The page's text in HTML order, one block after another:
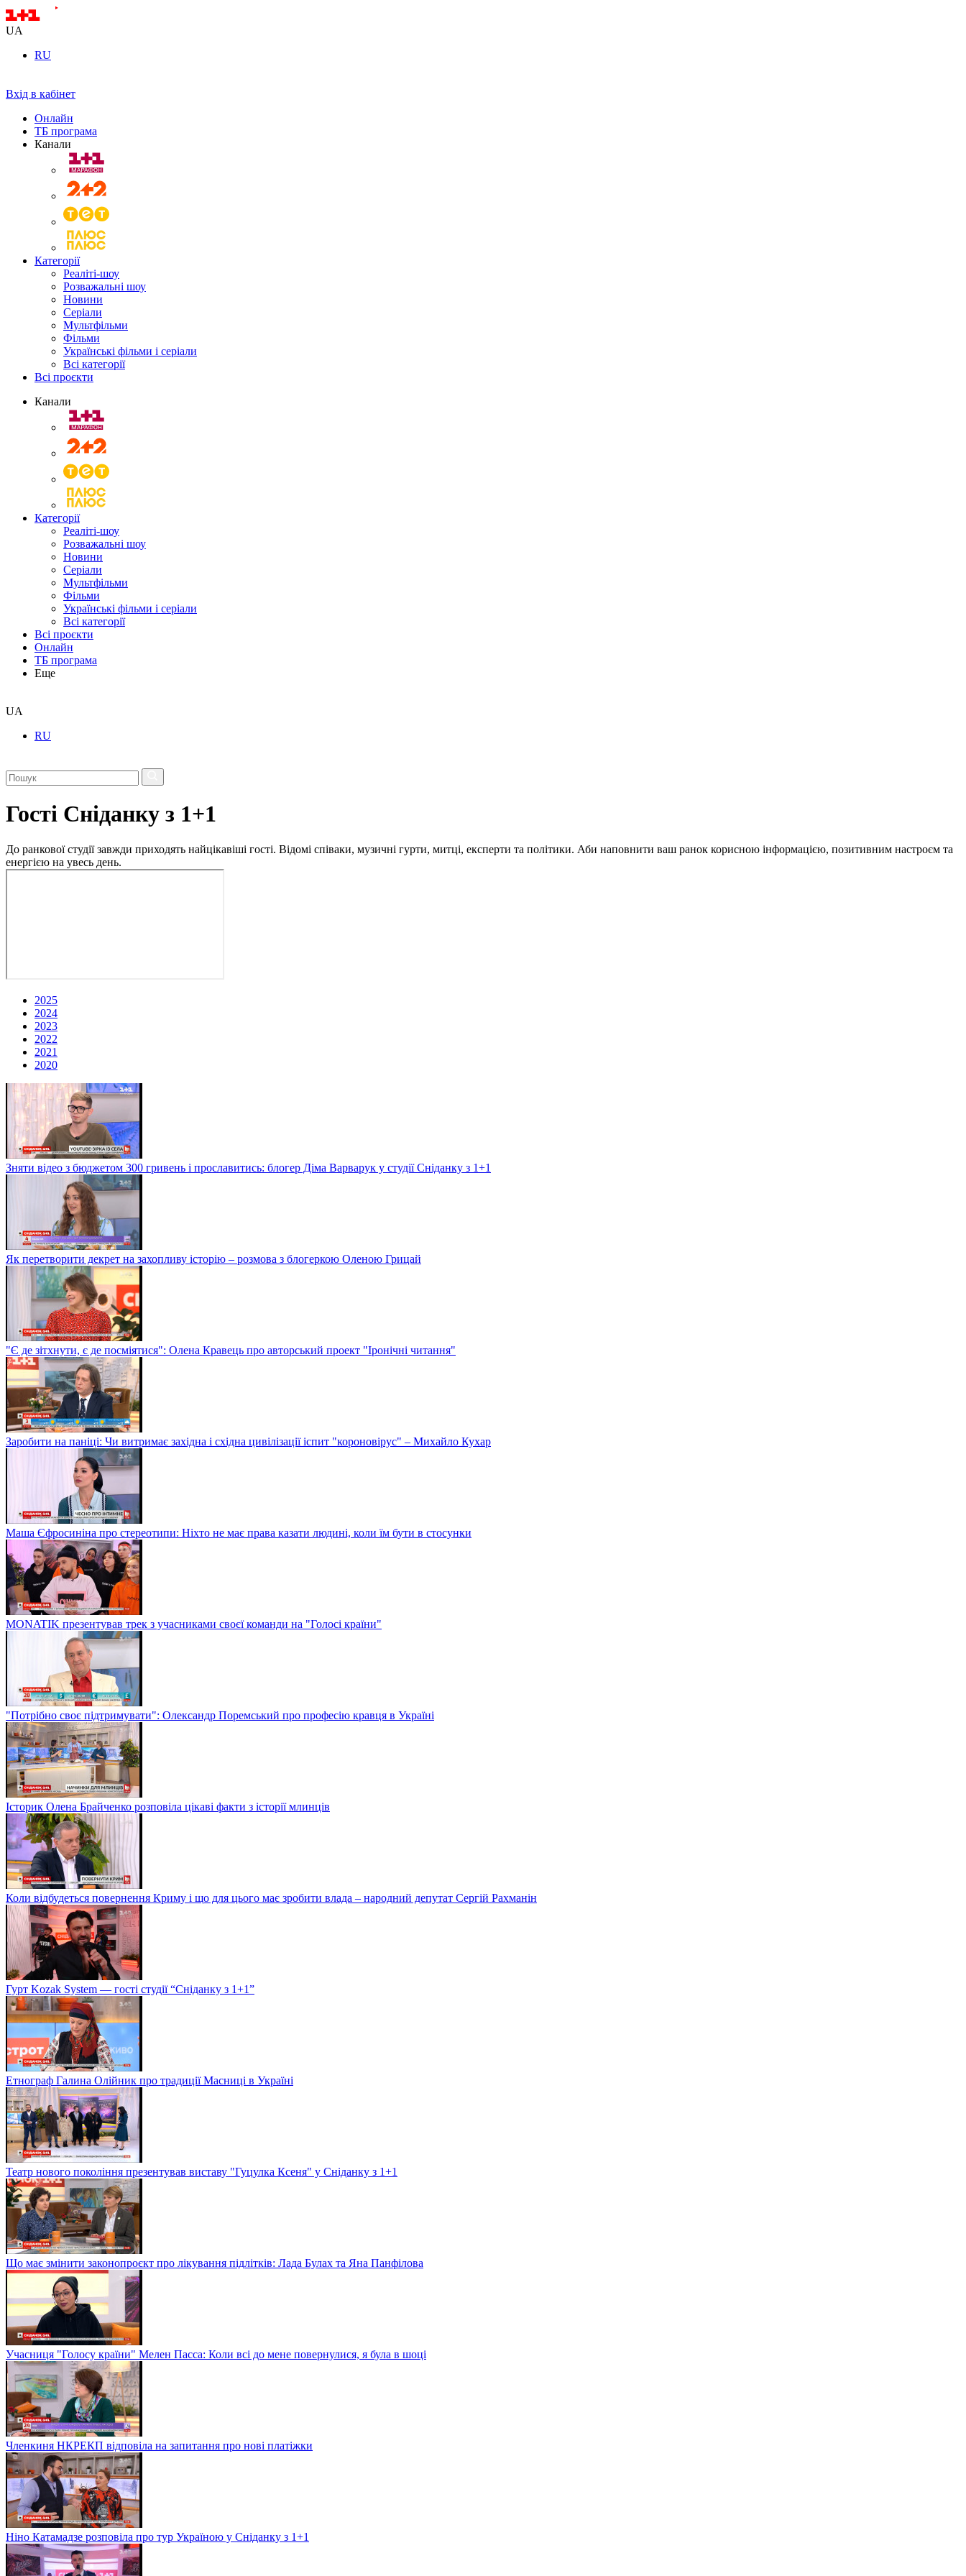
UA
RU
Вхід в кабінет
Онлайн
ТБ програма
Канали
Категорії
Реаліті-шоу
Розважальні шоу
Новини
Серіали
Мультфільми
Фільми
Українські фільми і серіали
Всі категорії
Всі проєкти
Канали
Категорії
Реаліті-шоу
Розважальні шоу
Новини
Серіали
Мультфільми
Фільми
Українські фільми і серіали
Всі категорії
Всі проєкти
Онлайн
ТБ програма
Еще
UA
RU
Гості Сніданку з 1+1
До ранкової студії завжди приходять найцікавіші гості. Відомі співаки, музичні гурти, митці, експерти та політики. Аби наповнити ваш ранок корисною інформацією, позитивним настроєм та
енергією на увесь день.
2025
2024
2023
2022
2021
2020
Зняти відео з бюджетом 300 гривень і прославитись: блогер Діма Варварук у студії Сніданку з 1+1
Як перетворити декрет на захопливу історію – розмова з блогеркою Оленою Грицай
"Є де зітхнути, є де посміятися": Олена Кравець про авторський проект "Іронічні читання"
Заробити на паніці: Чи витримає західна і східна цивілізації іспит "короновірус" – Михайло Кухар
Маша Єфросиніна про стереотипи: Ніхто не має права казати людині, коли їм бути в стосунки
MONATIK презентував трек з учасниками своєї команди на "Голосі країни"
"Потрібно своє підтримувати": Олександр Поремський про професію кравця в Україні
Історик Олена Брайченко розповіла цікаві факти з історії млинців
Коли відбудеться повернення Криму і що для цього має зробити влада – народний депутат Сергій Рахманін
Гурт Kozak System — гості студії “Сніданку з 1+1”
Етнограф Галина Олійник про традиції Масниці в Україні
Театр нового покоління презентував виставу "Гуцулка Ксеня" у Сніданку з 1+1
Що має змінити законопроєкт про лікування підлітків: Лада Булах та Яна Панфілова
Учасниця "Голосу країни" Мелен Пасса: Коли всі до мене повернулися, я була в шоці
Членкиня НКРЕКП відповіла на запитання про нові платіжки
Ніно Катамадзе розповіла про тур Україною у Сніданку з 1+1